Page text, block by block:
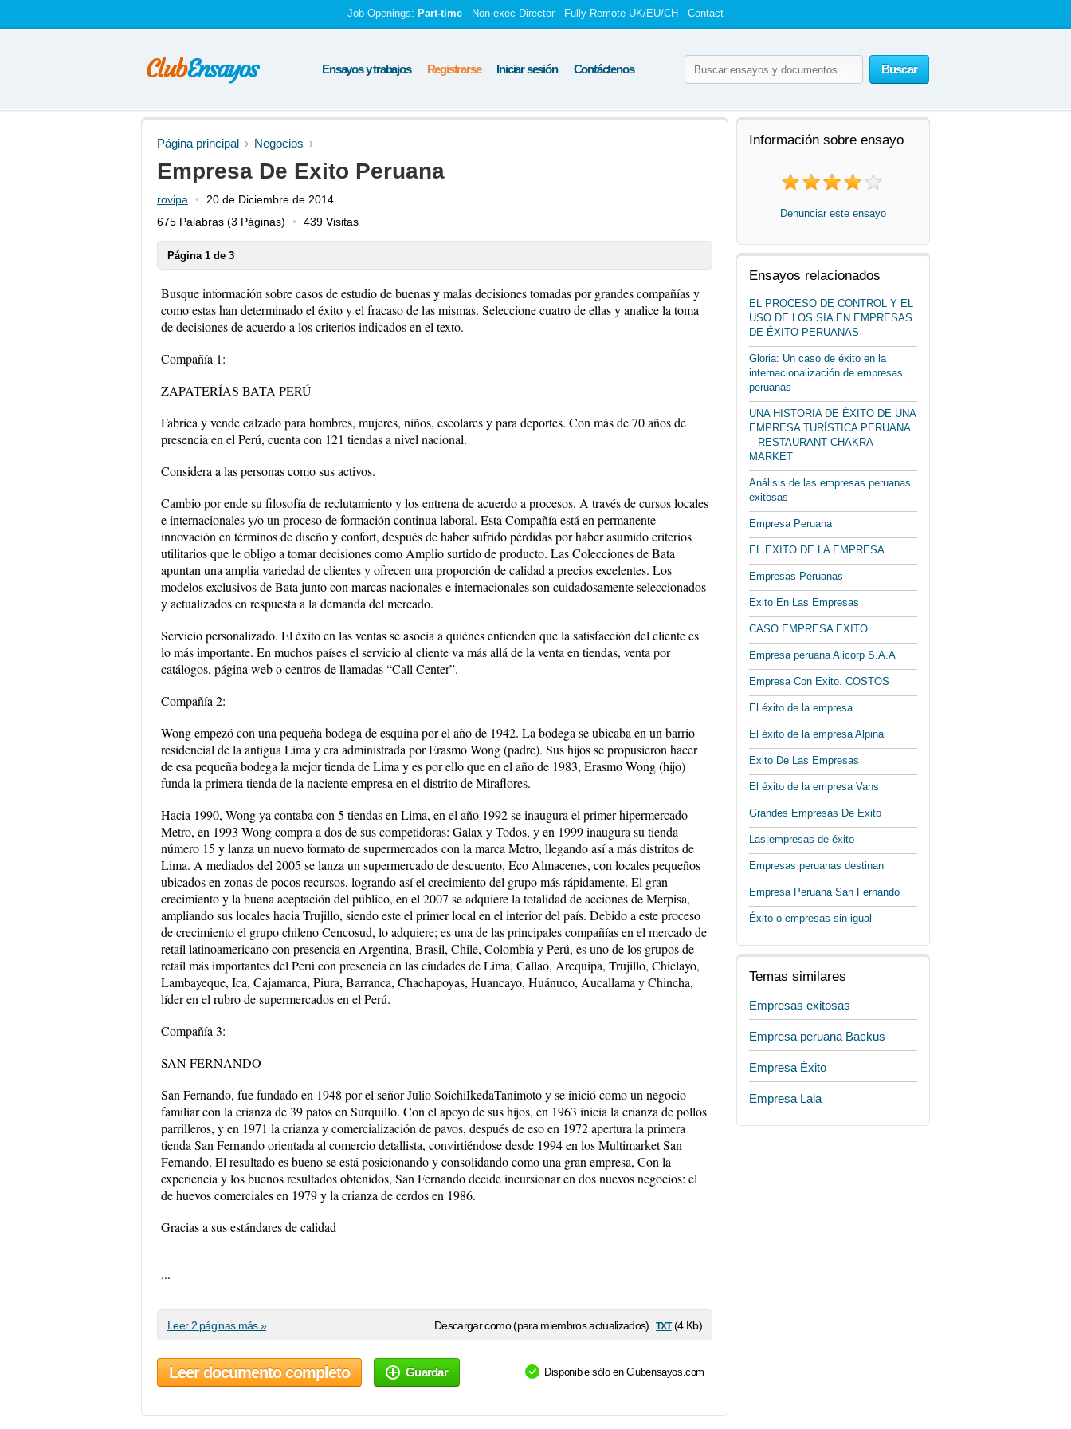
Job Openings: Part-time - Non-exec Director - Fully Remote UK/EU/CH - Contact
Buscar
Ensayos y trabajos Registrarse Iniciar sesión Contáctenos
Página principal Negocios
Empresa De Exito Peruana
rovipa
20 de Diciembre de 2014
675 Palabras (3 Páginas) 439 Visitas
Página 1 de 3
Busque información sobre casos de estudio de buenas y malas decisiones tomadas por grandes compañías y
como estas han determinado el éxito y el fracaso de las mismas. Seleccione cuatro de ellas y analice la toma
de decisiones de acuerdo a los criterios indicados en el texto.
Compañía 1:
ZAPATERÍAS BATA PERÚ
Fabrica y vende calzado para hombres, mujeres, niños, escolares y para deportes. Con más de 70 años de
presencia en el Perú, cuenta con 121 tiendas a nivel nacional.
Considera a las personas como sus activos.
Cambio por ende su filosofía de reclutamiento y los entrena de acuerdo a procesos. A través de cursos locales
e internacionales y/o un proceso de formación continua laboral. Esta Compañía está en permanente
innovación en términos de diseño y confort, después de haber sufrido pérdidas por haber asumido criterios
utilitarios que le obligo a tomar decisiones como Amplio surtido de producto. Las Colecciones de Bata
apuntan una amplia variedad de clientes y ofrecen una proporción de calidad a precios excelentes. Los
modelos exclusivos de Bata junto con marcas nacionales e internacionales son cuidadosamente seleccionados
y actualizados en respuesta a la demanda del mercado.
Servicio personalizado. El éxito en las ventas se asocia a quiénes entienden que la satisfacción del cliente es
lo más importante. En muchos países el servicio al cliente va más allá de la venta en tiendas, venta por
catálogos, página web o centros de llamadas “Call Center”.
Compañía 2:
Wong empezó con una pequeña bodega de esquina por el año de 1942. La bodega se ubicaba en un barrio
residencial de la antigua Lima y era administrada por Erasmo Wong (padre). Sus hijos se propusieron hacer
de esa pequeña bodega la mejor tienda de Lima y es por ello que en el año de 1983, Erasmo Wong (hijo)
funda la primera tienda de la naciente empresa en el distrito de Miraflores.
Hacia 1990, Wong ya contaba con 5 tiendas en Lima, en el año 1992 se inaugura el primer hipermercado
Metro, en 1993 Wong compra a dos de sus competidoras: Galax y Todos, y en 1999 inaugura su tienda
número 15 y lanza un nuevo formato de supermercados con la marca Metro, llegando así a más distritos de
Lima. A mediados del 2005 se lanza un supermercado de descuento, Eco Almacenes, con locales pequeños
ubicados en zonas de pocos recursos, logrando así el crecimiento del grupo más rápidamente. El gran
crecimiento y la buena aceptación del público, en el 2007 se adquiere la totalidad de acciones de Merpisa,
ampliando sus locales hacia Trujillo, siendo este el primer local en el interior del país. Debido a este proceso
de crecimiento el grupo chileno Cencosud, lo adquiere; es una de las principales compañías en el mercado de
retail latinoamericano con presencia en Argentina, Brasil, Chile, Colombia y Perú, es uno de los grupos de
retail más importantes del Perú con presencia en las ciudades de Lima, Callao, Arequipa, Trujillo, Chiclayo,
Lambayeque, Ica, Cajamarca, Piura, Barranca, Chachapoyas, Huancayo, Huánuco, Aucallama y Chincha,
líder en el rubro de supermercados en el Perú.
Compañía 3:
SAN FERNANDO
San Fernando, fue fundado en 1948 por el señor Julio SoichiIkedaTanimoto y se inició como un negocio
familiar con la crianza de 39 patos en Surquillo. Con el apoyo de sus hijos, en 1963 inicia la crianza de pollos
parrilleros, y en 1971 la crianza y comercialización de pavos, después de eso en 1972 apertura la primera
tienda San Fernando orientada al comercio detallista, convirtiéndose desde 1994 en los Multimarket San
Fernando. El resultado es bueno se está posicionando y consolidando como una gran empresa, Con la
experiencia y los buenos resultados obtenidos, San Fernando decide incursionar en dos nuevos negocios: el
de huevos comerciales en 1979 y la crianza de cerdos en 1986.
Gracias a sus estándares de calidad
...
Descargar como (para miembros actualizados) txt(4 Kb)
Leer 2 páginas más »
Leer documento completo Guardar Disponible sólo en Clubensayos.com
Información sobre ensayo
Denunciar este ensayo
Ensayos relacionados
EL PROCESO DE CONTROL Y EL
USO DE LOS SIA EN EMPRESAS
DE ÉXITO PERUANAS
Gloria: Un caso de éxito en la
internacionalización de empresas
peruanas
UNA HISTORIA DE ÉXITO DE UNA
EMPRESA TURÍSTICA PERUANA
– RESTAURANT CHAKRA
MARKET
Análisis de las empresas peruanas
exitosas
Empresa Peruana
EL EXITO DE LA EMPRESA
Empresas Peruanas
Exito En Las Empresas
CASO EMPRESA EXITO
Empresa peruana Alicorp S.A.A
Empresa Con Exito. COSTOS
El éxito de la empresa
El éxito de la empresa Alpina
Exito De Las Empresas
El éxito de la empresa Vans
Grandes Empresas De Exito
Las empresas de éxito
Empresas peruanas destinan
Empresa Peruana San Fernando
Éxito o empresas sin igual
Temas similares
Empresas exitosas
Empresa peruana Backus
Empresa Éxito
Empresa Lala